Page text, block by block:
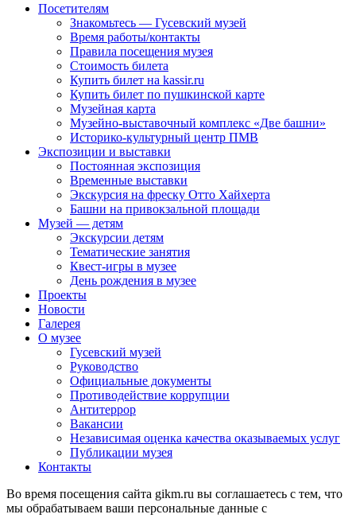
Посетителям
Знакомьтесь — Гусевский музей
Время работы/контакты
Правила посещения музея
Стоимость билета
Купить билет на kassir.ru
Купить билет по пушкинской карте
Музейная карта
Музейно-выставочный комплекс «Две башни»
Историко-культурный центр ПМВ
Экспозиции и выставки
Постоянная экспозиция
Временные выставки
Экскурсия на фреску Отто Хайхерта
Башни на привокзальной площади
Музей — детям
Экскурсии детям
Тематические занятия
Квест-игры в музее
День рождения в музее
Проекты
Новости
Галерея
О музее
Гусевский музей
Руководство
Официальные документы
Противодействие коррупции
Антитеррор
Вакансии
Независимая оценка качества оказываемых услуг
Публикации музея
Контакты
Во время посещения сайта gikm.ru вы соглашаетесь с тем, что
мы обрабатываем ваши персональные данные с